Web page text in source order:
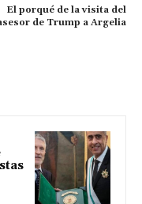
El porqué de la visita del
de Trump a Argelia